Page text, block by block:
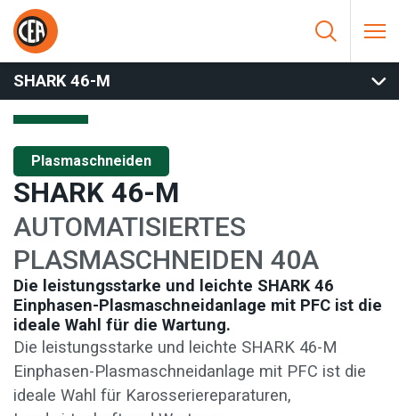
Zum Inhalt springen
HOME/
SHARK 46-M
SHARK 46-M
Plasmaschneiden
SHARK 46-M
AUTOMATISIERTES
PLASMASCHNEIDEN 40A
Die leistungsstarke und leichte SHARK 46
Einphasen-Plasmaschneidanlage mit PFC ist die
ideale Wahl für die Wartung.
Die leistungsstarke und leichte SHARK 46-M
Einphasen-Plasmaschneidanlage mit PFC ist die
ideale Wahl für Karosseriereparaturen,